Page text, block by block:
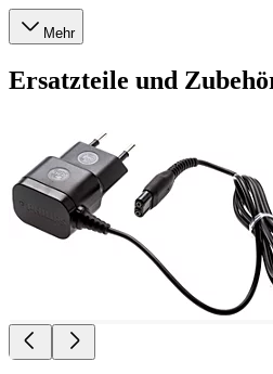
Mehr
Ersatzteile und